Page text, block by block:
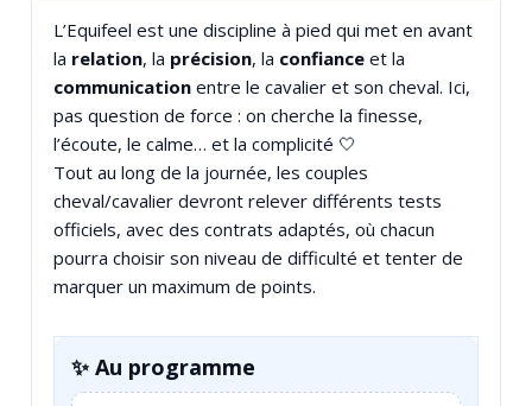
L’Equifeel est une discipline à pied qui met en avant
la relation, la précision, la confiance et la
communication entre le cavalier et son cheval. Ici,
pas question de force : on cherche la finesse,
l’écoute, le calme… et la complicité 🤍
Tout au long de la journée, les couples
cheval/cavalier devront relever différents tests
officiels, avec des contrats adaptés, où chacun
pourra choisir son niveau de difficulté et tenter de
marquer un maximum de points.
✨ Au programme